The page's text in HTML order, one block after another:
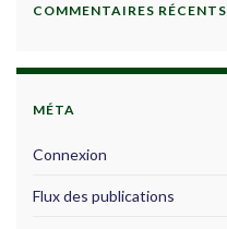
COMMENTAIRES RÉCENTS
MÉTA
Connexion
Flux des publications